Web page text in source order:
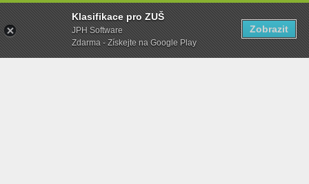
Klasifikace pro ZUŠ
JPH Software
Zdarma - Získejte na Google Play
Zobrazit